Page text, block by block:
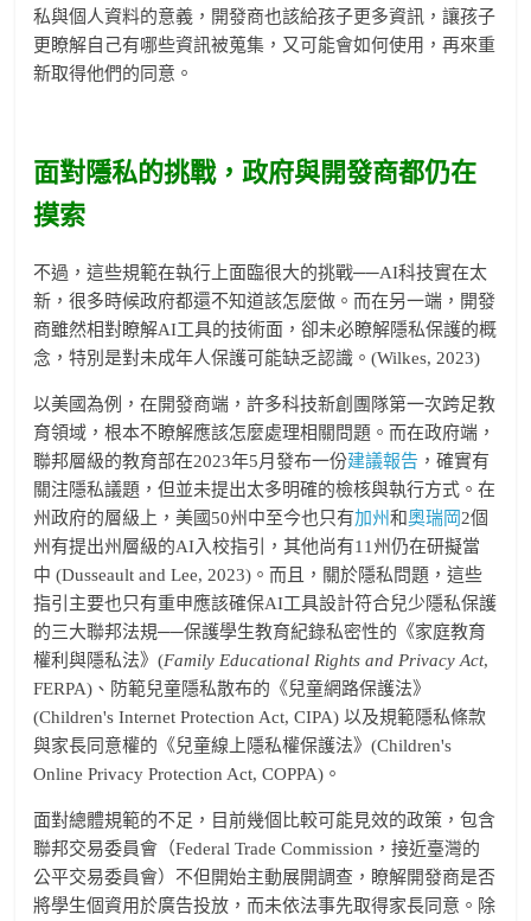
私與個人資料的意義，開發商也該給孩子更多資訊，讓孩子
更瞭解自己有哪些資訊被蒐集，又可能會如何使用，再來重
新取得他們的同意。
面對隱私的挑戰，政府與開發商都仍在
摸索
不過，這些規範在執行上面臨很大的挑戰──AI科技實在太
新，很多時候政府都還不知道該怎麼做。而在另一端，開發
商雖然相對瞭解AI工具的技術面，卻未必瞭解隱私保護的概
念，特別是對未成年人保護可能缺乏認識。(Wilkes, 2023)
以美國為例，在開發商端，許多科技新創團隊第一次跨足教
育領域，根本不瞭解應該怎麼處理相關問題。而在政府端，
聯邦層級的教育部在2023年5月發布一份建議報告 ，確實有
關注隱私議題，但並未提出太多明確的檢核與執行方式。在
州政府的層級上，美國50州中至今也只有加州和奧瑞岡 2個
州有提出州層級的AI入校指引，其他尚有11州仍在研擬當
中 (Dusseault and Lee, 2023)。而且，關於隱私問題，這些
指引主要也只有重申應該確保AI工具設計符合兒少隱私保護
的三大聯邦法規──保護學生教育紀錄私密性的《家庭教育
權利與隱私法》(Family Educational Rights and Privacy Act,
FERPA)、防範兒童隱私散布的《兒童網路保護法》
(Children's Internet Protection Act, CIPA) 以及規範隱私條款
與家長同意權的《兒童線上隱私權保護法》(Children's
Online Privacy Protection Act, COPPA)。
面對總體規範的不足，目前幾個比較可能見效的政策，包含
聯邦交易委員會（Federal Trade Commission，接近臺灣的
公平交易委員會）不但開始主動展開調查，瞭解開發商是否
將學生個資用於廣告投放，而未依法事先取得家長同意。除